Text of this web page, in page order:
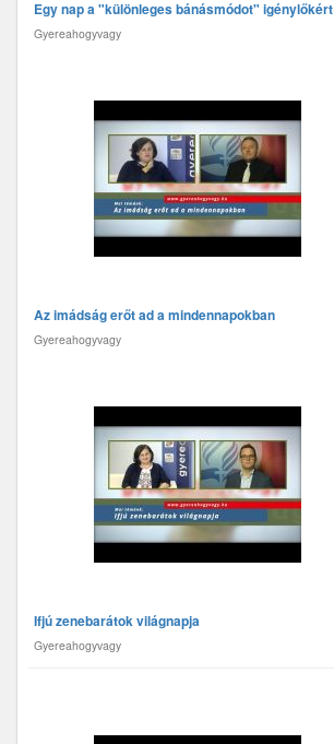
Egy nap a "különleges bánásmódot" igénylőkért
Gyereahogyvagy
Az imádság erőt ad a mindennapokban
Gyereahogyvagy
Ifjú zenebarátok világnapja
Gyereahogyvagy